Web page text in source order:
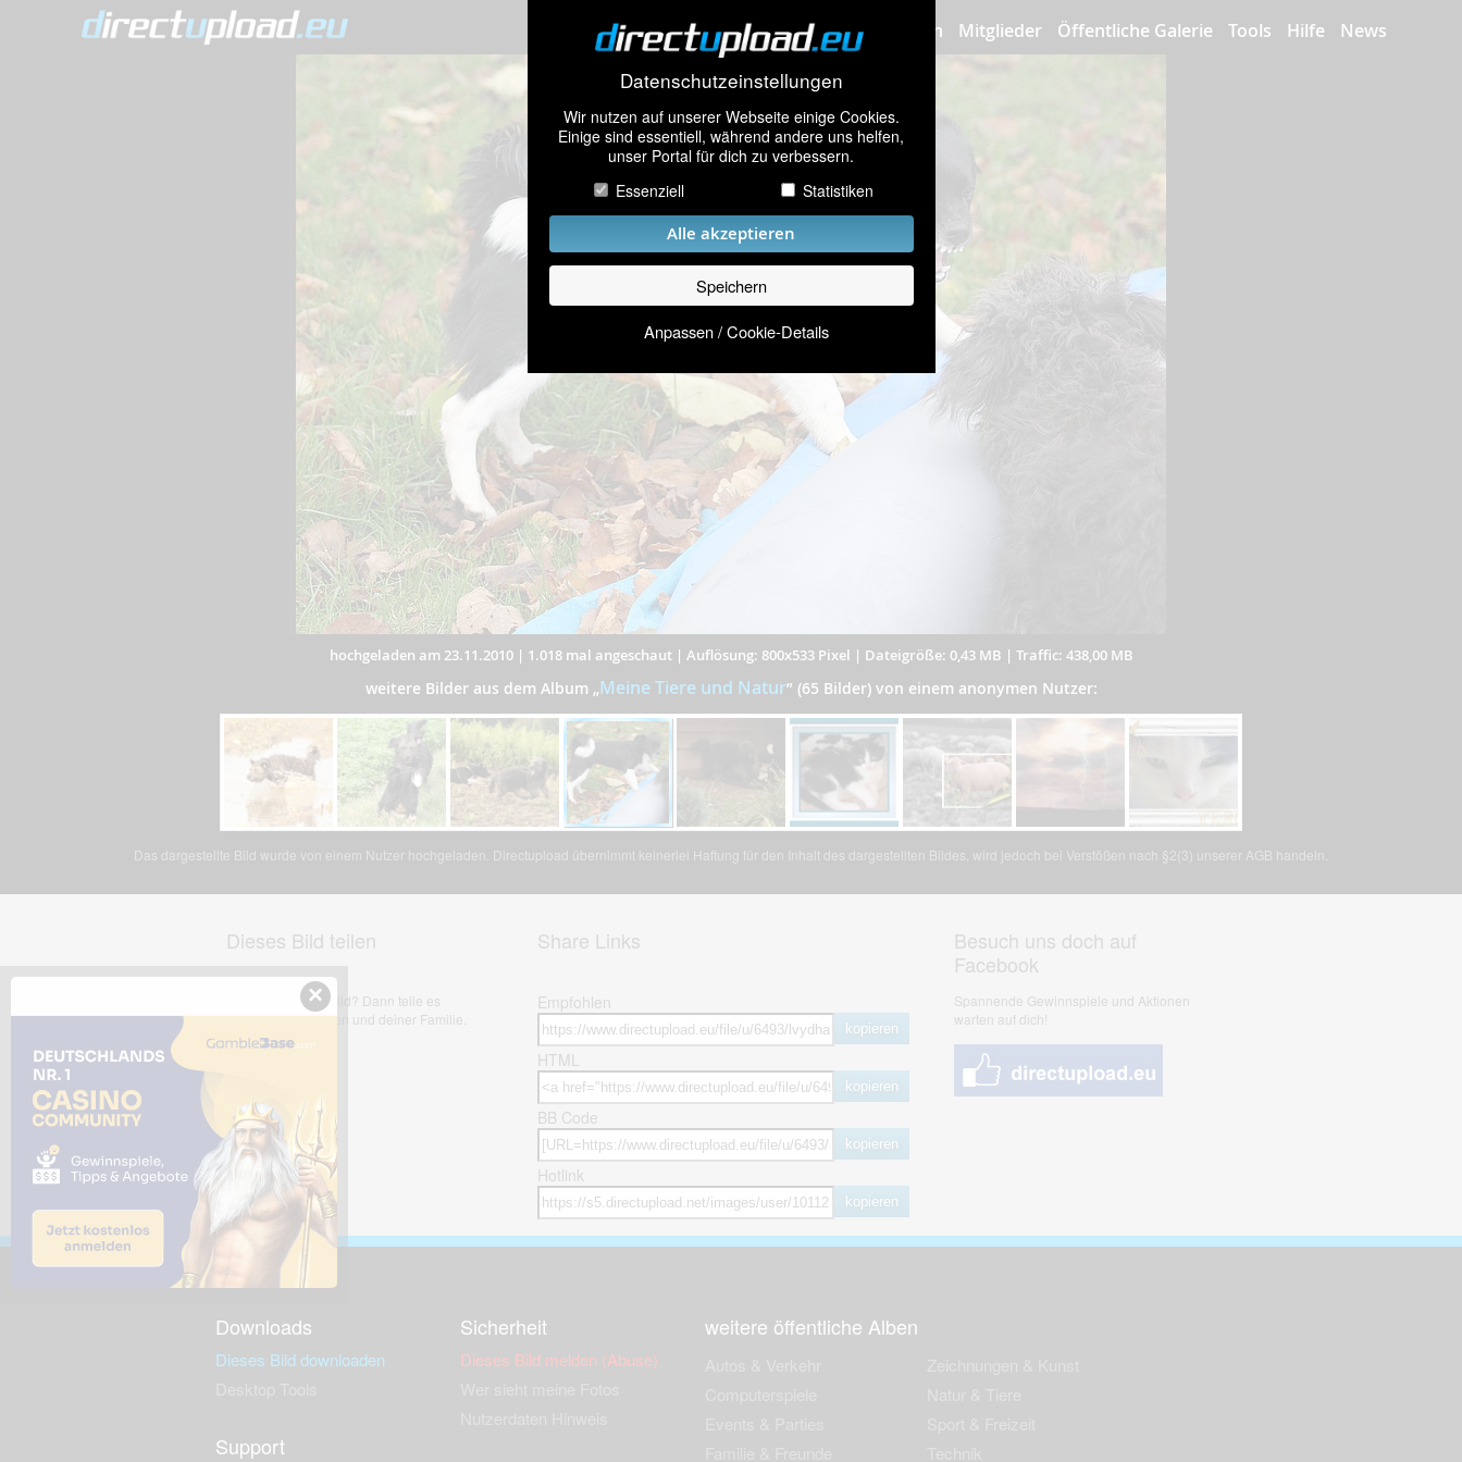
Datenschutzeinstellungen
Wir nutzen auf unserer Webseite einige Cookies.
Einige sind essentiell, während andere uns helfen,
unser Portal für dich zu verbessern.
Essenziell
Statistiken
Alle akzeptieren
Speichern
Anpassen / Cookie-Details
Bilder hochladen Mitglieder Öffentliche Galerie Tools Hilfe News
hochgeladen am 23.11.2010| 1.018 mal angeschaut| Auflösung: 800x533 Pixel | Dateigröße: 0,43 MB | Traffic: 438,00 MB
weitere Bilder aus dem Album „Meine Tiere und Natur” (65 Bilder) von einem anonymen Nutzer:
Das dargestellte Bild wurde von einem Nutzer hochgeladen. Directupload übernimmt keinerlei Haftung für den Inhalt des dargestellten Bildes, wird jedoch bei Verstößen nach §2(3) unserer AGB handeln.
Dieses Bild teilen
Dir gefällt dieses Bild? Dann teile es
mit deinen Freunden und deiner Familie.
Share Links
Empfohlen
kopieren
HTML
kopieren
BB Code
kopieren
Hotlink
kopieren
Besuch uns doch auf
Facebook
Spannende Gewinnspiele und Aktionen
warten auf dich!
Downloads
Dieses Bild downloaden
Support
Sicherheit
Dieses Bild melden (Abuse)
weitere öffentliche Alben
×